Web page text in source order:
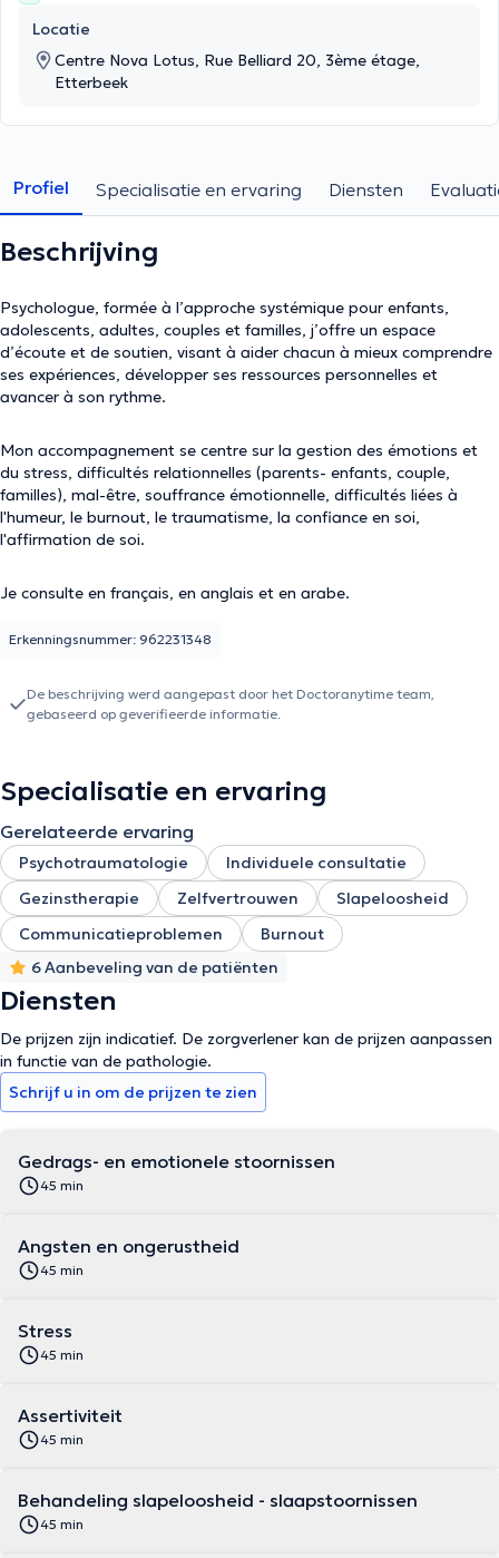
Locatie
Centre Nova Lotus, Rue Belliard 20, 3ème étage,
Etterbeek
Profiel Specialisatie en ervaring Diensten
Beschrijving
Psychologue, formée à l’approche systémique pour enfants,
adolescents, adultes, couples et familles, j’offre un espace
d’écoute et de soutien, visant à aider chacun à mieux comprendre
ses expériences, développer ses ressources personnelles et
avancer à son rythme.
Mon accompagnement se centre sur la gestion des émotions et
du stress, difficultés relationnelles (parents- enfants, couple,
familles), mal-être, souffrance émotionnelle, difficultés liées à
l'humeur, le burnout, le traumatisme, la confiance en soi,
l'affirmation de soi.
Je consulte en français, en anglais et en arabe.
Erkenningsnummer: 962231348
De beschrijving werd aangepast door het Doctoranytime team,
gebaseerd op geverifieerde informatie.
Specialisatie en ervaring
Gerelateerde ervaring
Psychotraumatologie
Individuele consultatie
Gezinstherapie
Zelfvertrouwen
Slapeloosheid
Communicatieproblemen
Burnout
6 Aanbeveling van de patiënten
Diensten
De prijzen zijn indicatief. De zorgverlener kan de prijzen aanpassen
in functie van de pathologie.
Schrijf u in om de prijzen te zien
Gedrags- en emotionele stoornissen
45 min
Angsten en ongerustheid
45 min
Stress
45 min
Assertiviteit
45 min
Behandeling slapeloosheid - slaapstoornissen
45 min